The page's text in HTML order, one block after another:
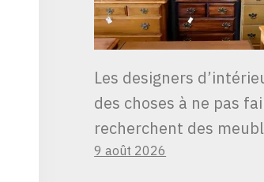
Les designers
des choses à ne pas
recherchent des
9 août 2026